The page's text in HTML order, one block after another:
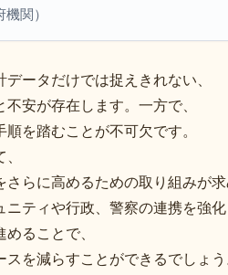
関）
ータだけでは捉えきれない、
安が存在します。一方で、
を踏むことが不可欠です。
さらに高めるための取り組みが
ニティや行政、警察の連携を強
ることで、
スを減らすことができるでしょ